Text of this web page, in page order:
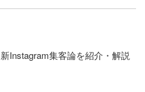
新Instagram集客論を紹介・解説